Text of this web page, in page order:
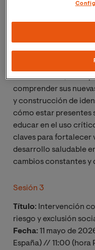
En un mundo donde
vida cotidiana,
comprender sus
y construcción de
cómo estar presentes
educar en el uso
claves para fortalecer
desarrollo saludable
cambios constantes y
Sesión 3
Título: Intervención
riesgo y exclusión
Fecha: 11 mayo de
España) // 11:00 (hora